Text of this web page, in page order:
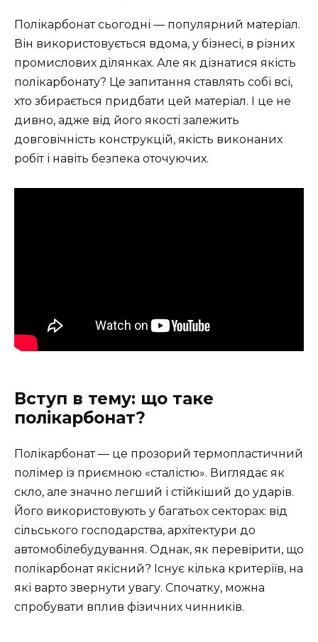
Полікарбонат сьогодні — популярний матеріал.
Він використовується вдома, у бізнесі, в різних
промислових ділянках. Але як дізнатися якість
полікарбонату? Це запитання ставлять собі всі,
хто збирається придбати цей матеріал. І це не
дивно, адже від його якості залежить
довговічність конструкцій, якість виконаних
робіт і навіть безпека оточуючих.
Вступ в тему: що таке
полікарбонат?
Полікарбонат — це прозорий термопластичний
полімер із приємною «сталістю». Виглядає як
скло, але значно легший і стійкіший до ударів.
Його використовують у багатьох секторах: від
сільського господарства, архітектури до
автомобілебудування. Однак, як перевірити, що
полікарбонат якісний? Існує кілька критеріїв, на
які варто звернути увагу. Спочатку, можна
спробувати вплив фізичних чинників.